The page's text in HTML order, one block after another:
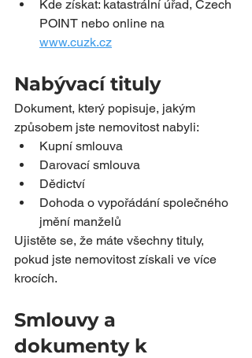
Kde získat: katastrální úřad, Czech
POINT nebo online na
www.cuzk.cz
Nabývací tituly
Dokument, který popisuje, jakým
způsobem jste nemovitost nabyli:
Kupní smlouva
Darovací smlouva
Dědictví
Dohoda o vypořádání společného
jmění manželů
Ujistěte se, že máte všechny tituly,
pokud jste nemovitost získali ve více
krocích.
Smlouvy a
dokumenty k